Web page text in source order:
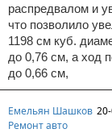
распредвалом и
что позволило
1198 см куб.
до 0,76 см, а ход
до 0,66 см,
Емельян Шашков
Ремонт авто